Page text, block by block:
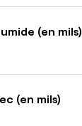
(en mils)
(en mils)